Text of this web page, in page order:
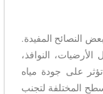
النصائح المفيدة.
النوافذ،
تؤثر على جودة مياه
المختلفة لتجنب